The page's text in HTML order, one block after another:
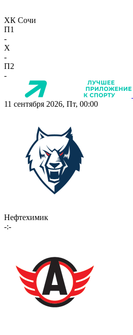
ХК Сочи
П1
-
X
-
П2
-
11 сентября 2026, Пт, 00:00
Нефтехимик
-:-